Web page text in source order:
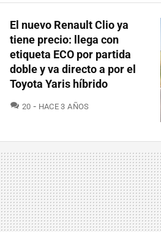
El nuevo Renault Clio ya
tiene precio: llega con
etiqueta ECO por partida
doble y va directo a por el
Toyota Yaris híbrido
20 COMENTARIOS
HACE 3 AÑOS